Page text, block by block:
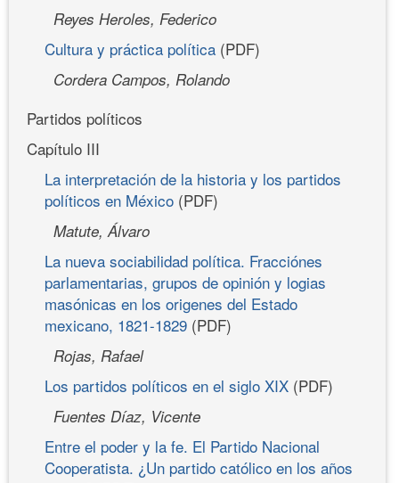
Reyes Heroles, Federico
Cultura y práctica política (PDF)
Cordera Campos, Rolando
Partidos políticos
Capítulo III
La interpretación de la historia y los partidos
políticos en México (PDF)
Matute, Álvaro
La nueva sociabilidad política. Fracciónes
parlamentarias, grupos de opinión y logias
masónicas en los origenes del Estado
mexicano, 1821-1829 (PDF)
Rojas, Rafael
Los partidos políticos en el siglo XIX (PDF)
Fuentes Díaz, Vicente
Entre el poder y la fe. El Partido Nacional
Cooperatista. ¿Un partido católico en los años